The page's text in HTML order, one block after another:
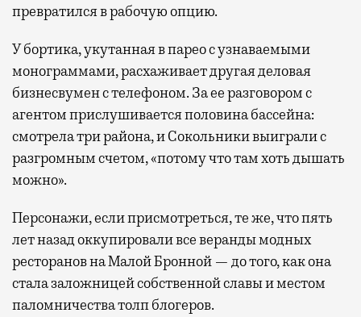
превратился в рабочую опцию.
У бортика, укутанная в парео с узнаваемыми
монограммами, расхаживает другая деловая
бизнесвумен с телефоном. За ее разговором с
агентом прислушивается половина бассейна:
смотрела три района, и Сокольники выиграли с
разгромным счетом, «потому что там хоть дышать
можно».
Персонажи, если присмотреться, те же, что пять
лет назад оккупировали все веранды модных
ресторанов на Малой Бронной — до того, как она
стала заложницей собственной славы и местом
паломничества толп блогеров.